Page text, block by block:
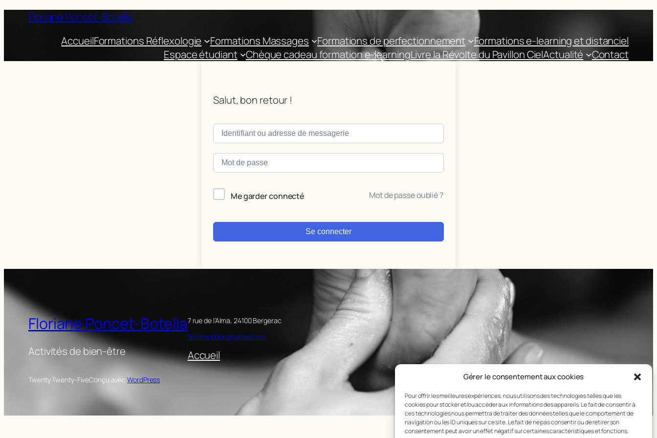
Gérer le consentement aux cookies
Pour offrir les meilleures expériences, nous utilisons des technologies telles que les
cookies pour stocker et/ou accéder aux informations des appareils. Le fait de consentir à
ces technologies nous permettra de traiter des données telles que le comportement de
navigation ou les ID uniques sur ce site. Le fait de ne pas consentir ou de retirer son
consentement peut avoir un effet négatif sur certaines caractéristiques et fonctions.
Floriane Poncet-Botella
AccueilFormations Réflexologie Formations Massages Formations de perfectionnement
Formations e-learning et distanciel
Espace étudiant
Chèque cadeau formation e-learningLivre la Révolte du Pavillon CielActualité Contact
Salut, bon retour !
Me garder connecté Mot de passe oublié ?
Se connecter
Floriane Poncet-Botella
Activités de bien-être
7 rue de l’Alma, 24100 Bergerac
florianepbpro@gmail.com
Accueil
Twenty Twenty-FiveConçu avecWordPress